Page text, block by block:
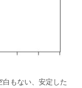
白もない、安定した